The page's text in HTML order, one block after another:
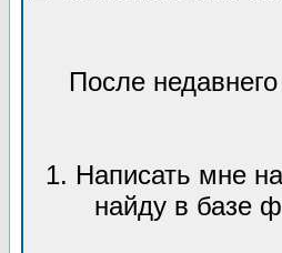
После
1. Написать мне
найду в базе